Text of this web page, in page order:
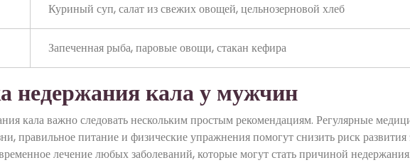
Куриный суп, салат из свежих овощей, цельнозерновой хлеб
Запеченная рыба, паровые овощи, стакан кефира
недержания кала у мужчин
кала важно следовать нескольким простым рекомендациям. Регулярные
правильное питание и физические упражнения помогут снизить риск развития
лечение любых заболеваний, которые могут стать причиной